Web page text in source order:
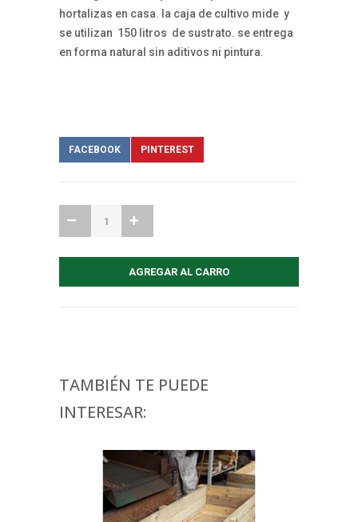
hortalizas en casa. la caja de cultivo mide y
se utilizan 150 litros de sustrato. se entrega
en forma natural sin aditivos ni pintura.
FACEBOOK PINTEREST
TAMBIÉN TE PUEDE
INTERESAR: